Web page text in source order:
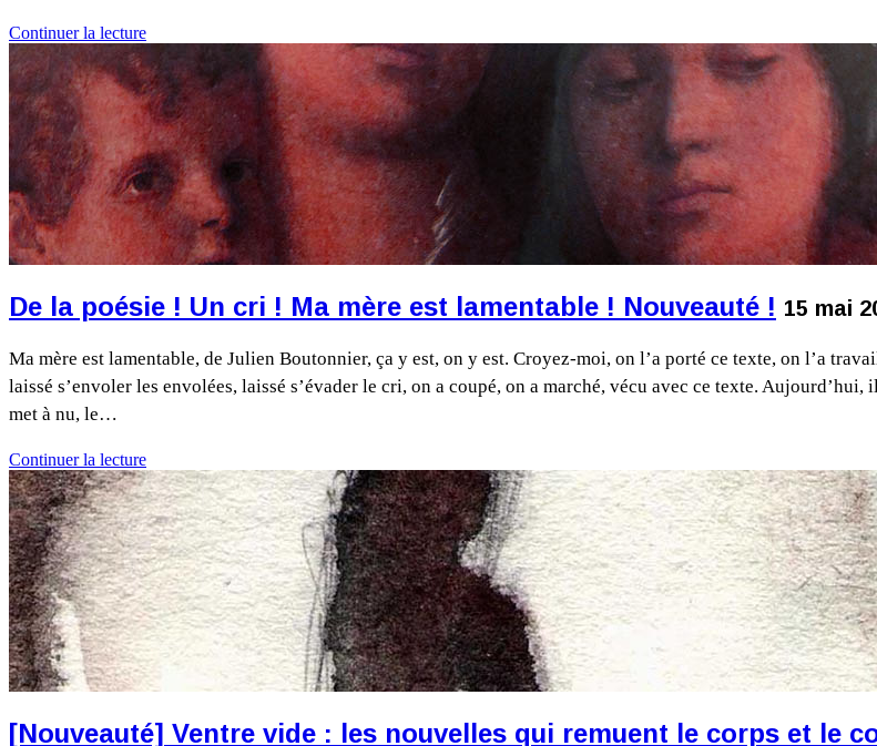
Continuer la lecture
De la poésie ! Un cri ! Ma mère est lamentable ! Nouveauté ! 15 mai
Ma mère est lamentable, de Julien Boutonnier, ça y est, on y est. Croyez-moi, on l’a porté ce texte, on l’a
laissé s’envoler les envolées, laissé s’évader le cri, on a coupé, on a marché, vécu avec ce texte.
met à nu, le…
Continuer la lecture
[Nouveauté] Ventre vide : les nouvelles qui remuent le corps et le